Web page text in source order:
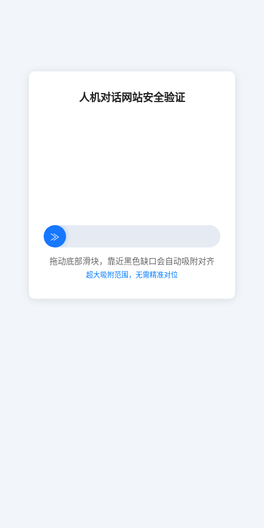
人机对话网站安全验证
≫
拖动底部滑块，靠近黑色缺口会自动吸附对齐
超大吸附范围，无需精准对位